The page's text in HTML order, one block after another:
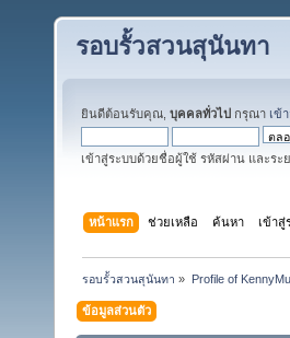
รอบรั้วสวนสุนันทา
ยินดีต้อนรับคุณ, บุคคลทั่วไป กรุณา เข้
เข้าสู่ระบบด้วยชื่อผู้ใช้ รหัสผ่าน และระ
หน้าแรก ช่วยเหลือ ค้นหา เข้าสู่
รอบรั้วสวนสุนันทา » Profile of
ข้อมูลส่วนตัว